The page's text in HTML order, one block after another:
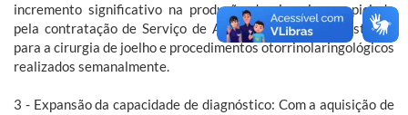
incremento significativo na produção de cirurgias propiciado
pela contratação de Serviço de Anestesiologia, com destaque
para a cirurgia de joelho e procedimentos otorrinolaringológicos
realizados semanalmente.
3 - Expansão da capacidade de diagnóstico: Com a aquisição de